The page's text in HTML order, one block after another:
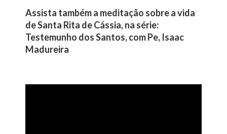
Assista também a meditação sobre a vida
de Santa Rita de Cássia, na série:
Testemunho dos Santos, com Pe, Isaac
Madureira